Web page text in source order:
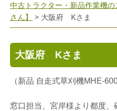
中古トラクター・新品作業機
さん】
> 大阪府 Kさま
大阪府 Kさま
（新品 自走式草刈機MHE-
窓口担当、宮岸様より都度